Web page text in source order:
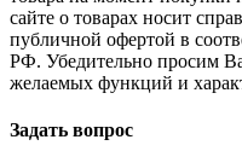
сайте о товарах носит
публичной офертой в
РФ. Убедительно просим
желаемых функций и
Задать вопрос